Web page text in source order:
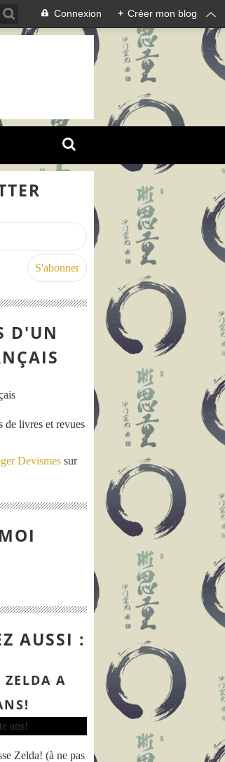
Connexion + Créer mon blog
D'UN
de livres et revues
Devismes sur
AUSSI :
ZELDA A
Zelda! (à ne pas